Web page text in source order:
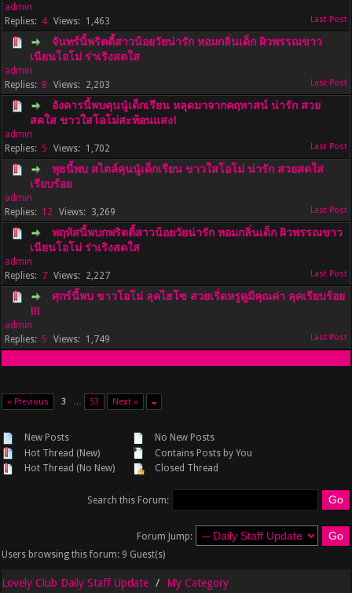
admin
4
1,463
จันทร์นี้พริตตี้สาวน้อยวัยน่ารัก หอมกลิ่นเด็ก ผิวพรรณขาว
เนียนโอโม่ ร่าเริงสดใส
admin
8
2,203
อังคารนี้พบคุนนู๋เด็กเรียน หลุดมาจากคฤหาสน์ น่ารัก สวย
สดใส ขาวใสโอโม่สะท้อนแสง!
admin
5
1,702
พุธนี้พบ สไตล์คุนนู๋เด็กเรียน ขาวใสโอโม่ น่ารัก สวยสดใส
เรียบร้อย
admin
12
3,269
พฤหัสนี้พบกพริตตี้สาวน้อยวัยน่ารัก หอมกลิ่นเด็ก ผิวพรรณขาว
เนียนโอโม่ ร่าเริงสดใส
admin
7
2,227
ศุกร์นี้พบ ขาวโอโม่ ลุคไฮโซ สวยเริ่ดหรูดูมีคุณค่า ลุคเรียบร้อย
!!!
admin
5
1,749
« Previous 3 … 53 Next »
New Posts
Hot Thread (New)
Hot Thread (No New)
No New Posts
Contains Posts by You
Closed Thread
Search this Forum:
Forum Jump:
Users browsing this forum: 9 Guest(s)
Lovely Club Daily Staff Update My Category